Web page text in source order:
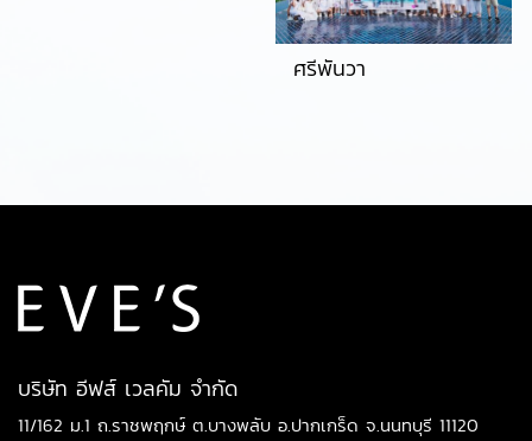
ศรีพันวา
บริษัท อีฟส์ เวลคัม จำกัด
11/162 ม.1 ถ.ราชพฤกษ์ ต.บางพลับ อ.ปากเกร็ด จ.นนทบุรี 11120